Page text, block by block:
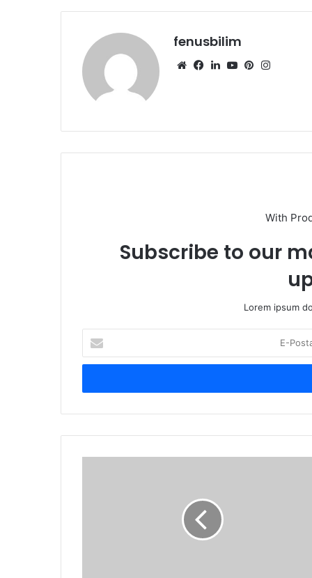
fenusbilim
Web Facebook
LinkedIn
YouTubePinterest
With
Subscribe to our
Lorem ipsum
Posta
adresinizi